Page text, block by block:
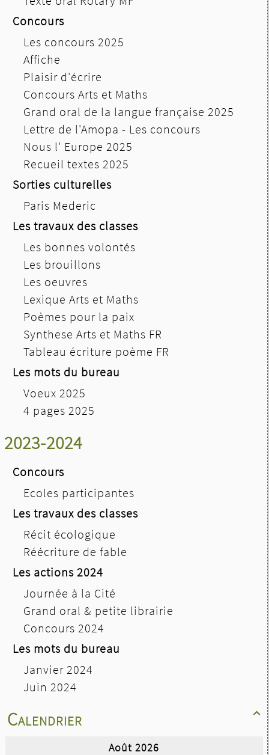
Concours
Les concours 2025
Affiche
Plaisir d'écrire
Concours Arts et Maths
Grand oral de la langue française 2025
Lettre de l'Amopa - Les concours
Nous l' Europe 2025
Recueil textes 2025
Sorties culturelles
Paris Mederic
Les travaux des classes
Les bonnes volontés
Les brouillons
Les oeuvres
Lexique Arts et Maths
Poèmes pour la paix
Synthese Arts et Maths FR
Tableau écriture poème FR
Les mots du bureau
Voeux 2025
4 pages 2025
2023-2024
Concours
Ecoles participantes
Les travaux des classes
Récit écologique
Réécriture de fable
Les actions 2024
Journée à la Cité
Grand oral & petite librairie
Concours 2024
Les mots du bureau
Janvier 2024
Juin 2024

Calendrier